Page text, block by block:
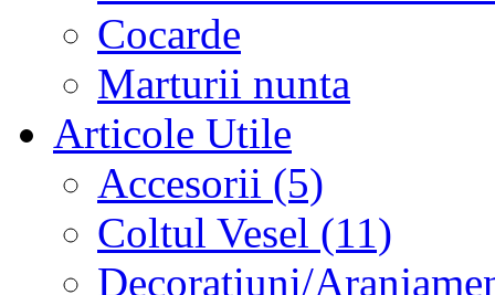
Cocarde
Marturii nunta
Articole Utile
Accesorii (5)
Coltul Vesel (11)
Decoratiuni/